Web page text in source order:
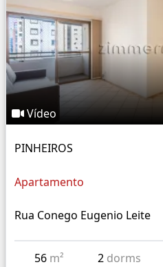
Vídeo
PINHEIROS
Apartamento
Rua Conego Eugenio Leite
56 m² 2 dorms